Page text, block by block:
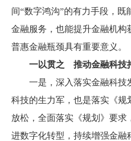
间“数字鸿沟”的有力手段，
金融服务，也能提升金融机构
普惠金融瓶颈具有重要意义。
一以贯之 推动金融科技
一是，深入落实金融科技
科技的生力军，也是落实《规
放松，全面落实《规划》要
进数字化转型，持续增强金